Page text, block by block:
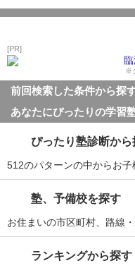
[PR]
※
前回検索した条件から探
あなたにぴったりの学習
ぴったり塾診断から
512のパターンの中からお子
塾、予備校を探す
お住まいの市区町村、路線
ランキングから探す